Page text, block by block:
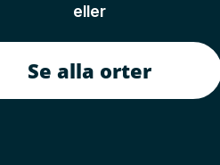
eller
Se alla orter